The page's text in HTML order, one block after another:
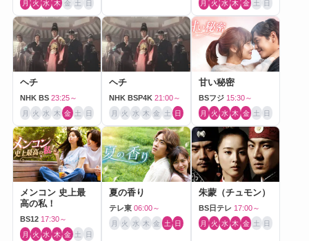
月 火 水 木 金 土 日 月 火 水 木 金 土 日
ヘチ
NHK BS 23:25～
月 火 水 木 金 土 日
ヘチ
NHK BSP4K 21:00～
月 火 水 木 金 土 日
甘い秘密
BSフジ 15:30～
月 火 水 木 金 土 日
メンコン 史上最
高の私！
BS12 17:30～
月 火 水 木 金 土 日
夏の香り
テレ東 06:00～
月 火 水 木 金 土 日
朱蒙（チュモン）
BS日テレ 17:00～
月 火 水 木 金 土 日